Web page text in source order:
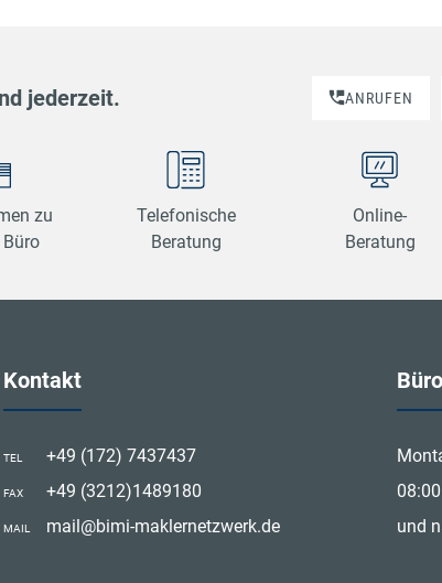
jederzeit. ANRUFEN
zu
Telefonische
Beratung
Online-
Beratung
Kontakt
TEL +49 (172) 7437437
FAX +49 (3212)1489180
MAIL mail@bimi-maklernetzwerk.de
und